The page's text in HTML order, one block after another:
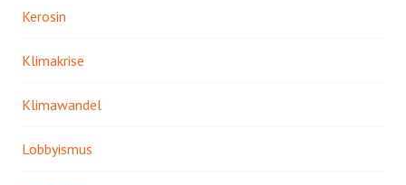
Kerosin
Klimakrise
Klimawandel
Lobbyismus